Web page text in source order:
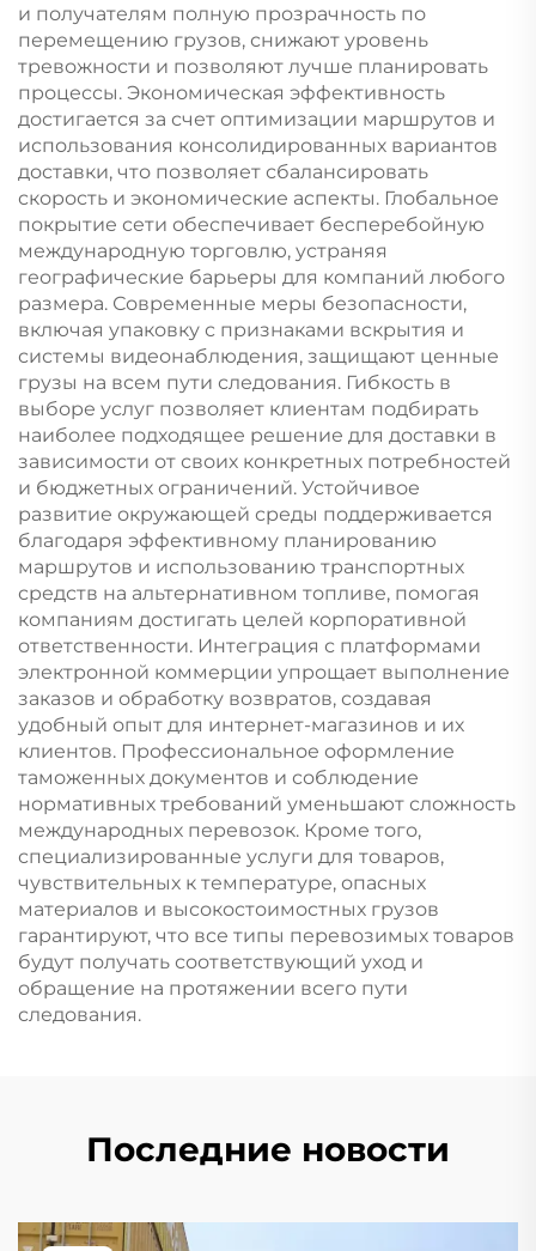
и получателям полную прозрачность по
перемещению грузов, снижают уровень
тревожности и позволяют лучше планировать
процессы. Экономическая эффективность
достигается за счет оптимизации маршрутов и
использования консолидированных вариантов
доставки, что позволяет сбалансировать
скорость и экономические аспекты. Глобальное
покрытие сети обеспечивает бесперебойную
международную торговлю, устраняя
географические барьеры для компаний любого
размера. Современные меры безопасности,
включая упаковку с признаками вскрытия и
системы видеонаблюдения, защищают ценные
грузы на всем пути следования. Гибкость в
выборе услуг позволяет клиентам подбирать
наиболее подходящее решение для доставки в
зависимости от своих конкретных потребностей
и бюджетных ограничений. Устойчивое
развитие окружающей среды поддерживается
благодаря эффективному планированию
маршрутов и использованию транспортных
средств на альтернативном топливе, помогая
компаниям достигать целей корпоративной
ответственности. Интеграция с платформами
электронной коммерции упрощает выполнение
заказов и обработку возвратов, создавая
удобный опыт для интернет-магазинов и их
клиентов. Профессиональное оформление
таможенных документов и соблюдение
нормативных требований уменьшают сложность
международных перевозок. Кроме того,
специализированные услуги для товаров,
чувствительных к температуре, опасных
материалов и высокостоимостных грузов
гарантируют, что все типы перевозимых товаров
будут получать соответствующий уход и
обращение на протяжении всего пути
следования.
Последние новости